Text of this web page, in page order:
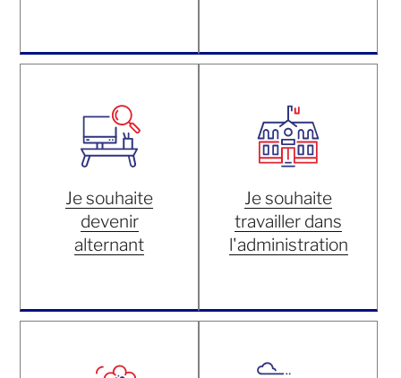
Je souhaite
devenir
alternant
Je souhaite
travailler dans
l'administration